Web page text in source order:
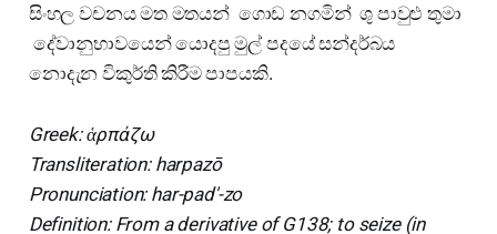
සිංහල වචනය මත මතයන් ගොඩ නගමින් ශු පාවුළු තුමා
දේවානුභාවයෙන් යොදපු මුල් පදයේ සන්දර්බය
නොදැන විකුර්ති කිරීම පාපයකි.
Greek: ἁρπάζω
Transliteration: harpazō
Pronunciation: har-pad'-zo
Definition: From a derivative of G138; to seize (in